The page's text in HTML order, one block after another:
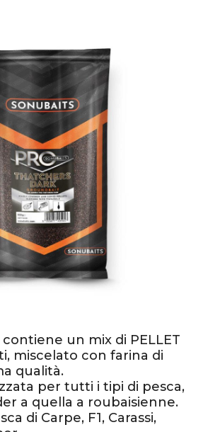
un mix di PELLET
miscelato con farina di
qualità.
per tutti i tipi di pesca,
a quella a roubaisienne.
di Carpe, F1, Carassi,